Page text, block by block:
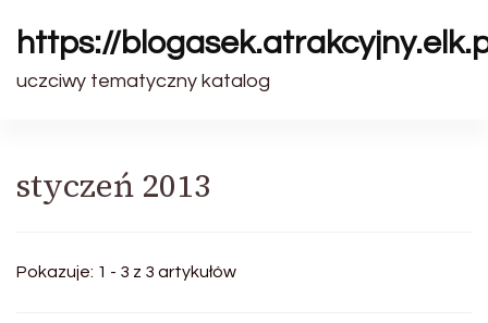
https://
uczciwy tematyczny katalog
styczeń 2013
Pokazuje: 1 - 3 z 3 artykułów